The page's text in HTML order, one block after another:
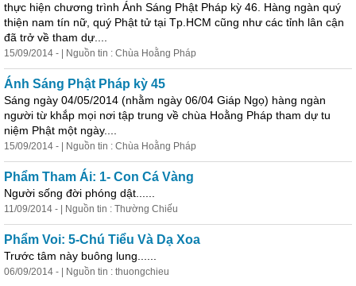
thực hiện chương trình Ánh Sáng Phật Pháp kỳ 46. Hàng ngàn quý
thiện nam tín nữ, quý Phật tử tại Tp.HCM cũng như các tỉnh lân cận
đã trở về tham dự....
15/09/2014 - | Nguồn tin : Chùa Hoằng Pháp
Ánh Sáng Phật Pháp kỳ 45
Sáng ngày 04/05/2014 (nhằm ngày 06/04 Giáp Ngọ) hàng ngàn
người từ khắp mọi nơi tập trung về chùa Hoằng Pháp tham dự tu
niệm Phật một ngày....
15/09/2014 - | Nguồn tin : Chùa Hoằng Pháp
Phẩm Tham Ái: 1- Con Cá Vàng
Người sống đời phóng dật......
11/09/2014 - | Nguồn tin : Thường Chiếu
Phẩm Voi: 5-Chú Tiểu Và Dạ Xoa
Trước tâm này buông lung......
06/09/2014 - | Nguồn tin : thuongchieu